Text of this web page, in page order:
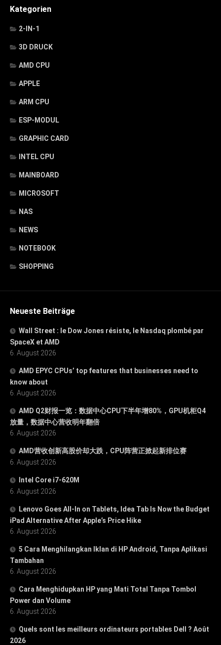
Kategorien
2-IN-1
3D DRUCK
AMD CPU
APPLE
ARM CPU
ESP-MODUL
GRAPHIC CARD
INTEL CPU
MAINBOARD
MICROSOFT
NAS
NEWS
NOTEBOOK
SHOPPING
Neueste Beiträge
Wall Street : le Dow Jones résiste, le Nasdaq plombé par
SpaceX et AMD
6. August 2026
AMD EPYC CPUs’ top features that businesses need to
know about
6. August 2026
AMD Q2财报一览：数据中心CPU下半年增80%，GPU机柜Q4
放量，数据中心营收明年翻倍
6. August 2026
AMD营收创新高股价却大跌，CPU阵营正掀起新排位赛
6. August 2026
Intel Core i7-620M
6. August 2026
Lenovo Goes All-In on Tablets, Idea Tab Is Now the Budget
iPad Alternative After Apple’s Price Hike
6. August 2026
5 Cara Menghilangkan Iklan di HP Android, Tanpa Aplikasi
Tambahan
6. August 2026
Cara Menghidupkan HP yang Mati Total Tanpa Tombol
Power dan Volume
6. August 2026
Quels sont les meilleurs ordinateurs portables Dell ? Août
2026